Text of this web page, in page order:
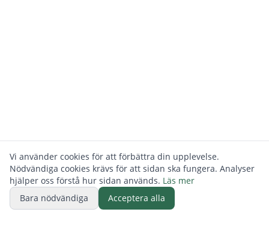
Vi använder cookies för att förbättra din upplevelse.
Nödvändiga cookies krävs för att sidan ska fungera. Analyser
hjälper oss förstå hur sidan används. Läs mer
Bara nödvändiga
Acceptera alla